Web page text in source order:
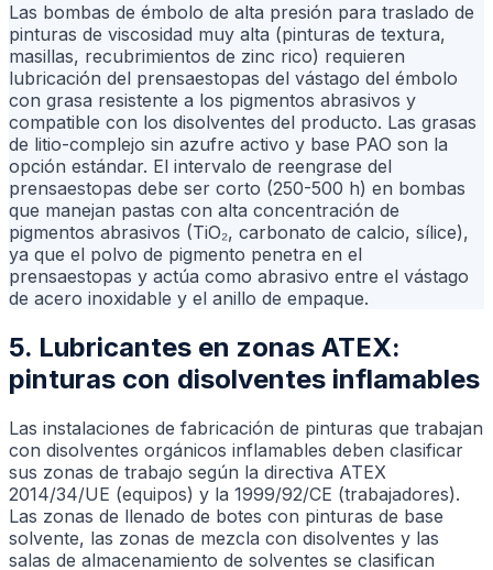
Las bombas de émbolo de alta presión para traslado de
pinturas de viscosidad muy alta (pinturas de textura,
masillas, recubrimientos de zinc rico) requieren
lubricación del prensaestopas del vástago del émbolo
con grasa resistente a los pigmentos abrasivos y
compatible con los disolventes del producto. Las grasas
de litio-complejo sin azufre activo y base PAO son la
opción estándar. El intervalo de reengrase del
prensaestopas debe ser corto (250-500 h) en bombas
que manejan pastas con alta concentración de
pigmentos abrasivos (TiO₂, carbonato de calcio, sílice),
ya que el polvo de pigmento penetra en el
prensaestopas y actúa como abrasivo entre el vástago
de acero inoxidable y el anillo de empaque.
5. Lubricantes en zonas ATEX:
pinturas con disolventes inflamables
Las instalaciones de fabricación de pinturas que trabajan
con disolventes orgánicos inflamables deben clasificar
sus zonas de trabajo según la directiva ATEX
2014/34/UE (equipos) y la 1999/92/CE (trabajadores).
Las zonas de llenado de botes con pinturas de base
solvente, las zonas de mezcla con disolventes y las
salas de almacenamiento de solventes se clasifican